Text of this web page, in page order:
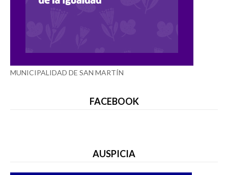
MUNICIPALIDAD DE SAN MARTÍN
FACEBOOK
AUSPICIA